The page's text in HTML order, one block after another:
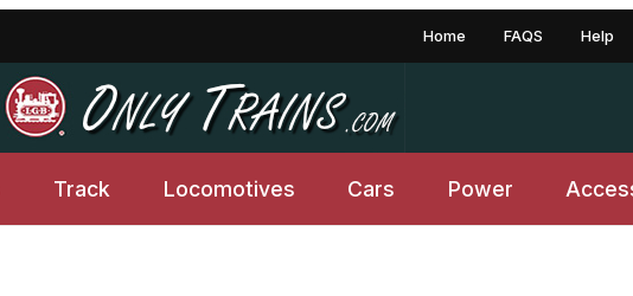
Home FAQS Help
Track Locomotives Cars Power